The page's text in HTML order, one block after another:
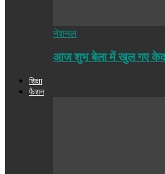
नेशनल
आज शुभ बेला में खुल गए
शिक्षा
फैशन